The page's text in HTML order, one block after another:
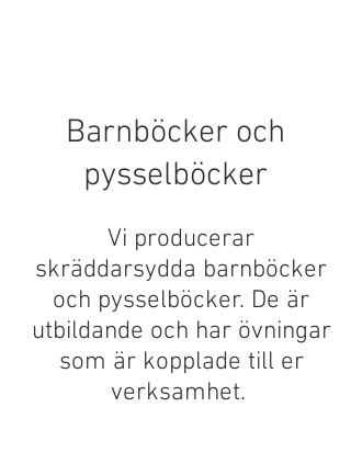
Barnböcker och
pysselböcker
Vi producerar
skräddarsydda barnböcker
och pysselböcker. De är
utbildande och har övningar
som är kopplade till er
verksamhet.